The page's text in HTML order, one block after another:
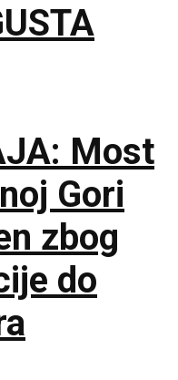
Most
Gori
zbog
do